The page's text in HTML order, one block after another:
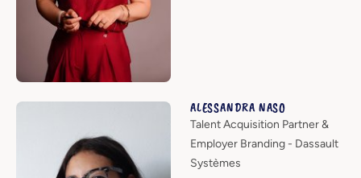
ALESSANDRA NASO
Talent Acquisition Partner &
Employer Branding - Dassault
Systèmes